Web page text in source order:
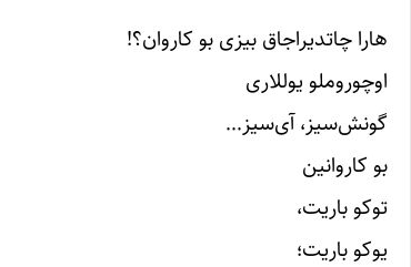
هارا چاتدیراجاق بیزی بو کاروان؟!
اوچوروملو یوللاری
گونش‌سیز، آی‌سیز…
بو کاروانین
توکو باریت،
یوکو باریت؛